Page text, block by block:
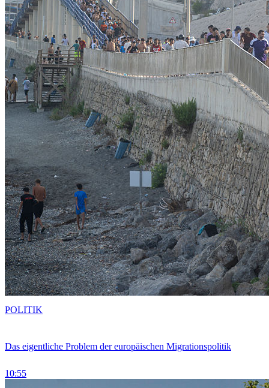
Das eigentliche Problem der europäischen Migrationspolitik
10:55
POLITIK